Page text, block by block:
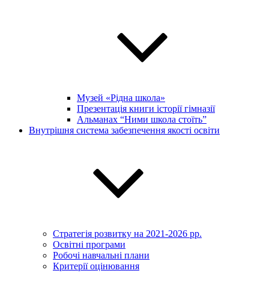
Музей «Рідна школа»
Презентація книги історії гімназії
Альманах “Ними школа стоїть”
Внутрішня система забезпечення якості освіти
Стратегія розвитку на 2021-2026 рр.
Освітні програми
Робочі навчальні плани
Критерії оцінювання